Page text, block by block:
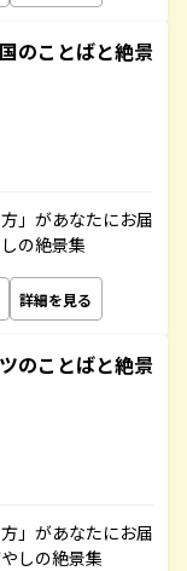
のことばと絶景
」があなたにお届
の絶景集
詳細を見る
のことばと絶景
」があなたにお届
しの絶景集